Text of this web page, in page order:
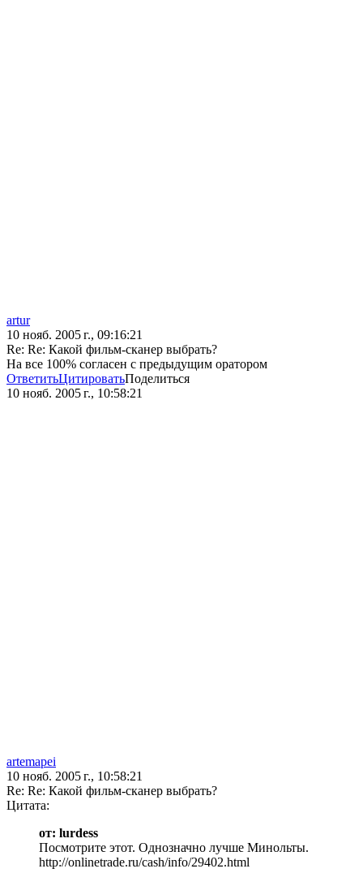
artur
10 нояб. 2005 г., 09:16:21
Re: Re: Какой фильм-сканер выбрать?
На все 100% согласен с предыдущим оратором
ОтветитьЦитироватьПоделиться
10 нояб. 2005 г., 10:58:21
artemapei
10 нояб. 2005 г., 10:58:21
Re: Re: Какой фильм-сканер выбрать?
Цитата:
от: lurdess
Посмотрите этот. Однозначно лучше Минольты.
http://onlinetrade.ru/cash/info/29402.html